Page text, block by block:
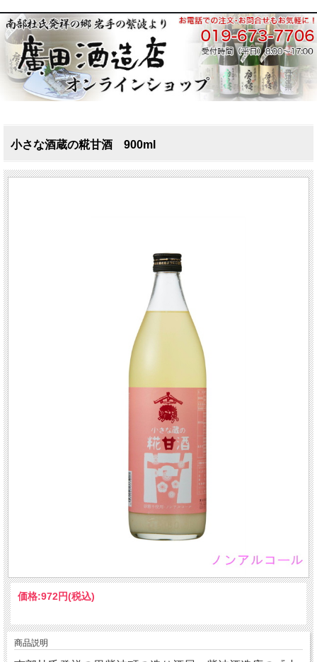
小さな酒蔵の糀甘酒 900ml
価格:972円(税込)
商品説明